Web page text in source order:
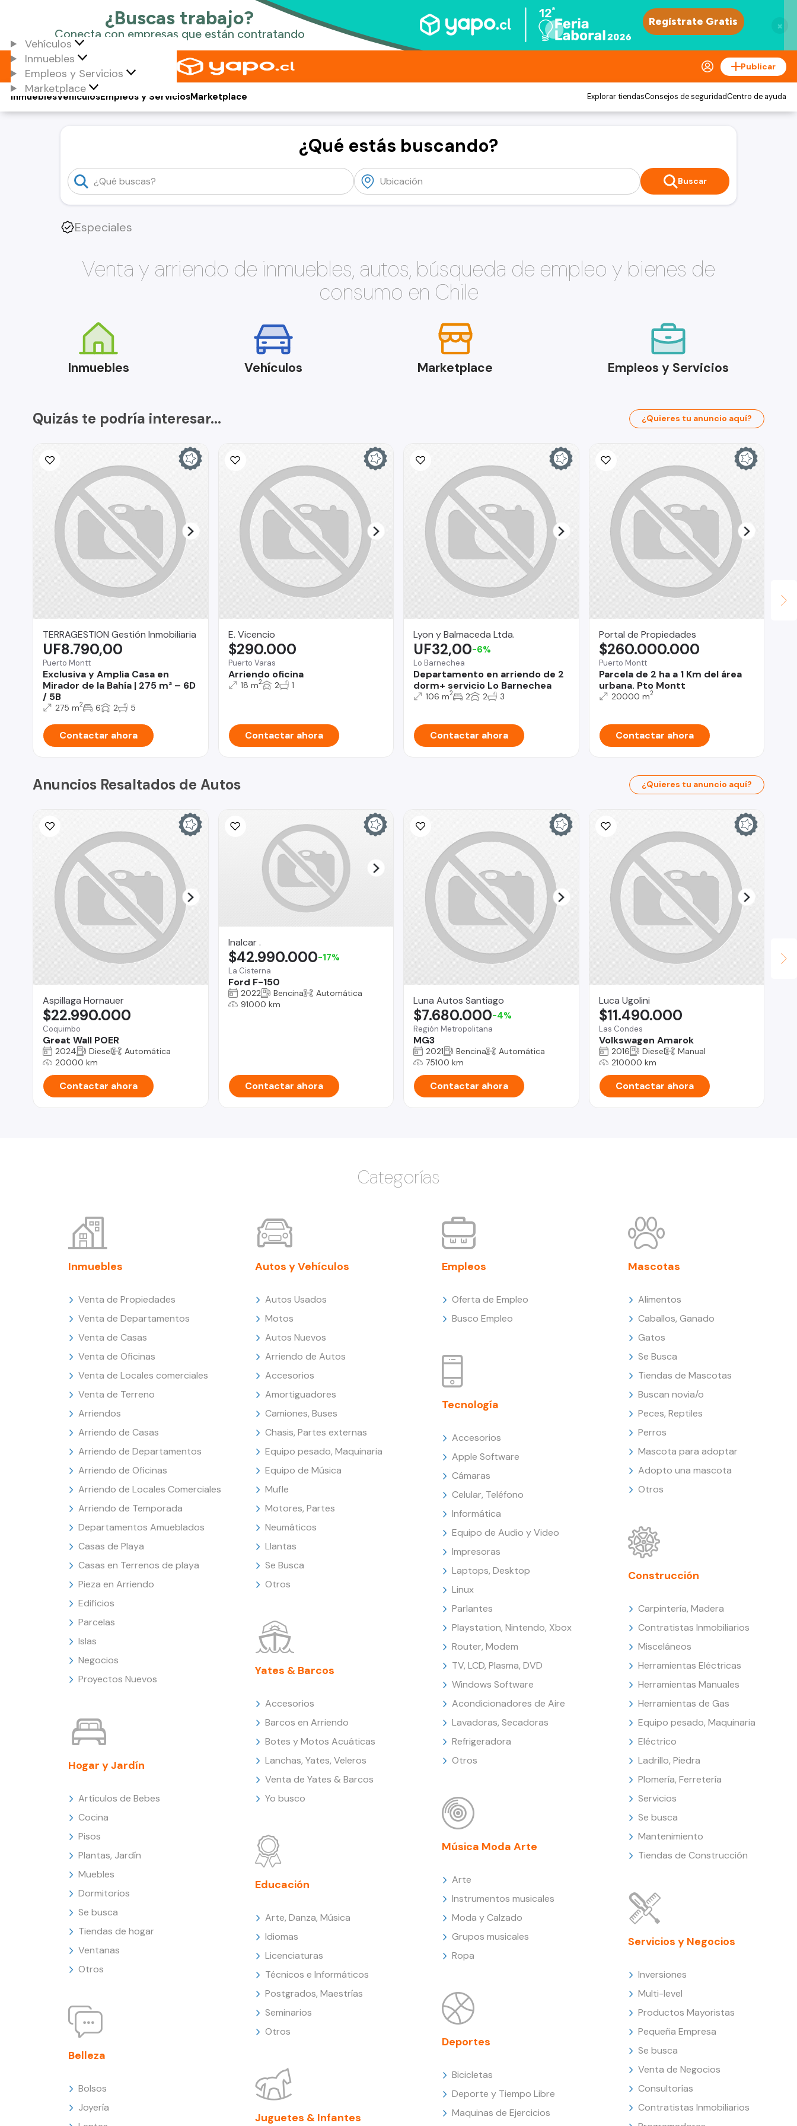
×
Vehículos
Inmuebles
Empleos y Servicios
Marketplace
Publicar
Vehículos
Inmuebles Empleos y ServiciosMarketplace Explorar tiendasConsejos de seguridadCentro de ayuda
¿Qué estás buscando?
Buscar
Especiales
Venta y arriendo de inmuebles, autos, búsqueda de empleo y bienes de
consumo en Chile
Inmuebles Vehículos Marketplace Empleos y Servicios
Quizás te podría interesar... ¿Quieres tu anuncio aquí?
TERRAGESTION Gestión Inmobiliaria
Puerto Montt
Exclusiva y Amplia Casa en
Mirador de la Bahía | 275 m² – 6D
/ 5B
UF8.790,00
275 m2 6 2 5
Contactar ahora
E. Vicencio
Puerto Varas
Arriendo oficina
$290.000
18 m2 2 1
Contactar ahora
Lyon y Balmaceda Ltda.
Lo Barnechea
Departamento en arriendo de 2
dorm+ servicio Lo Barnechea
UF32,00-6%
106 m2 2 2 3
Contactar ahora
Portal de Propiedades
Puerto Montt
Parcela de 2 ha a 1 Km del área
urbana. Pto Montt
$260.000.000
20000 m2
Contactar ahora
Anuncios Resaltados de Autos ¿Quieres tu anuncio aquí?
Aspillaga Hornauer
Coquimbo
Great Wall POER
$22.990.000
2024 Diesel
Automática
20000 km
Contactar ahora
Inalcar .
La Cisterna
Ford F-150
$42.990.000-17%
2022 Bencina
Automática
91000 km
Contactar ahora
Luna Autos Santiago
Región Metropolitana
MG3
$7.680.000-4%
2021 Bencina
Automática
75100 km
Contactar ahora
Luca Ugolini
Las Condes
Volkswagen Amarok
$11.490.000
2016 Diesel
Manual
210000 km
Contactar ahora
Categorías
Inmuebles
Venta de Propiedades
Venta de Departamentos
Venta de Casas
Venta de Oficinas
Venta de Locales comerciales
Venta de Terreno
Arriendos
Arriendo de Casas
Arriendo de Departamentos
Arriendo de Oficinas
Arriendo de Locales Comerciales
Arriendo de Temporada
Departamentos Amueblados
Casas de Playa
Casas en Terrenos de playa
Pieza en Arriendo
Edificios
Parcelas
Islas
Negocios
Proyectos Nuevos
Hogar y Jardín
Artículos de Bebes
Cocina
Pisos
Plantas, Jardín
Muebles
Dormitorios
Se busca
Tiendas de hogar
Ventanas
Otros
Belleza
Bolsos
Joyería
Autos y Vehículos
Autos Usados
Motos
Autos Nuevos
Arriendo de Autos
Accesorios
Amortiguadores
Camiones, Buses
Chasis, Partes externas
Equipo pesado, Maquinaria
Equipo de Música
Mufle
Motores, Partes
Neumáticos
Llantas
Se Busca
Otros
Yates & Barcos
Accesorios
Barcos en Arriendo
Botes y Motos Acuáticas
Lanchas, Yates, Veleros
Venta de Yates & Barcos
Yo busco
Educación
Arte, Danza, Música
Idiomas
Licenciaturas
Técnicos e Informáticos
Postgrados, Maestrías
Seminarios
Otros
Juguetes & Infantes
Empleos
Oferta de Empleo
Busco Empleo
Tecnología
Accesorios
Apple Software
Cámaras
Celular, Teléfono
Informática
Equipo de Audio y Video
Impresoras
Laptops, Desktop
Linux
Parlantes
Playstation, Nintendo, Xbox
Router, Modem
TV, LCD, Plasma, DVD
Windows Software
Acondicionadores de Aire
Lavadoras, Secadoras
Refrigeradora
Otros
Música Moda Arte
Arte
Instrumentos musicales
Moda y Calzado
Grupos musicales
Ropa
Deportes
Bicicletas
Deporte y Tiempo Libre
Maquinas de Ejercicios
Mascotas
Alimentos
Caballos, Ganado
Gatos
Se Busca
Tiendas de Mascotas
Buscan novia/o
Peces, Reptiles
Perros
Mascota para adoptar
Adopto una mascota
Otros
Construcción
Carpintería, Madera
Contratistas Inmobiliarios
Misceláneos
Herramientas Eléctricas
Herramientas Manuales
Herramientas de Gas
Equipo pesado, Maquinaria
Eléctrico
Ladrillo, Piedra
Plomería, Ferretería
Servicios
Se busca
Mantenimiento
Tiendas de Construcción
Servicios y Negocios
Inversiones
Multi-level
Productos Mayoristas
Pequeña Empresa
Se busca
Venta de Negocios
Consultorías
Contratistas Inmobiliarios